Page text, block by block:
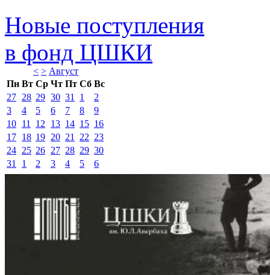
Новые поступления
в фонд ЦШКИ
< > Август
Пн Вт Ср Чт Пт Сб Вс
27 28 29 30 31 1
2
3
4 5 6 7 8
9
10 11 12 13 14 15 16
17 18 19 20 21 22 23
24 25 26 27 28 29 30
31
1 2 3 4 5 6